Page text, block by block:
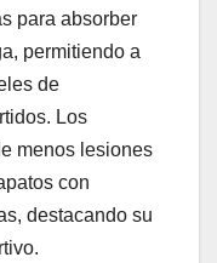
para absorber
permitiendo a
de
Los
menos lesiones
con
destacando su